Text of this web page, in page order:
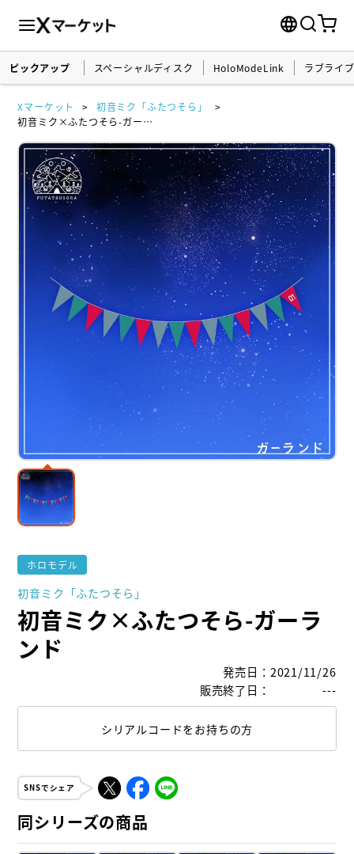
ピックアップ スペーシャルディスク HoloModeLink ラブライ
Xマーケット
初音ミク「ふたつそら」
初音ミク×ふたつそら-ガーランド
ホロモデル
初音ミク「ふたつそら」
初音ミク×ふたつそら-ガーラ
ンド
発売日 ： 2021/11/26
販売終了日 ： ---
シリアルコードをお持ちの方
SNSでシェア
同シリーズの商品